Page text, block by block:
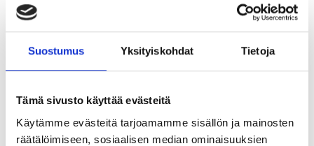
Suostumus Yksityiskohdat Tietoja
Tämä sivusto käyttää evästeitä
Käytämme evästeitä tarjoamamme sisällön ja mainosten
räätälöimiseen, sosiaalisen median ominaisuuksien
Kuusijärvi (Arvo Partners)
Liiketoimintasi löydettävyys määrittää menestyksesi. Hakukonekäyttäytyminen ja kohderyhmäsi
hakukoneiden käyttö on murroksessa – oletko varautunut muutokseen?
26.3.2024 1min lukuaika
BLOGIT